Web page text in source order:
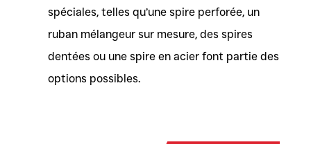
spéciales, telles qu’une spire perforée, un
ruban mélangeur sur mesure, des spires
dentées ou une spire en acier font partie des
options possibles.